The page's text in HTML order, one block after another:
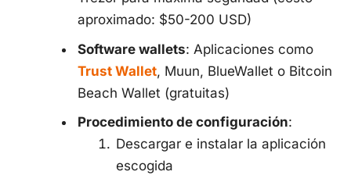
aproximado: $50-200 USD)
Software wallets: Aplicaciones como
Trust Wallet, Muun, BlueWallet o Bitcoin
Beach Wallet (gratuitas)
Procedimiento de configuración:
Descargar e instalar la aplicación
escogida